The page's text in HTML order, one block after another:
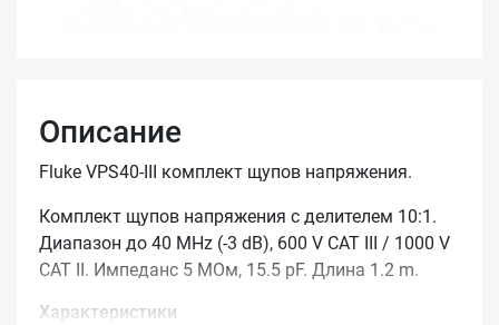
Описание
Fluke VPS40-III комплект щупов напряжения.
Комплект щупов напряжения с делителем 10:1.
Диапазон до 40 MHz (-3 dB), 600 V CAT III / 1000 V
CAT II. Импеданс 5 МОм, 15.5 pF. Длина 1.2 m.
Характеристики